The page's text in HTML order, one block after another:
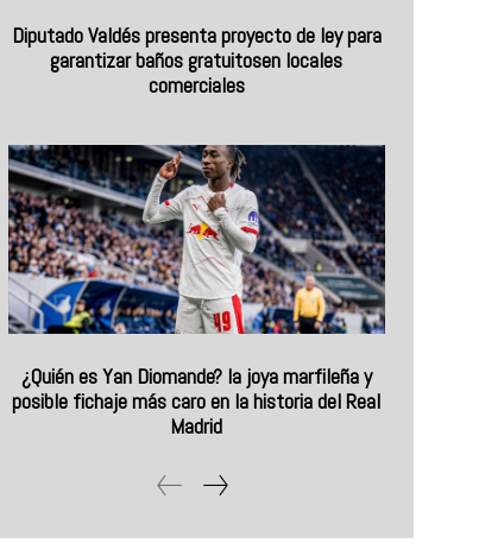
Diputado Valdés presenta proyecto de ley para
garantizar baños gratuitosen locales
comerciales
¿Quién es Yan Diomande? la joya marfileña y
posible fichaje más caro en la historia del Real
Madrid